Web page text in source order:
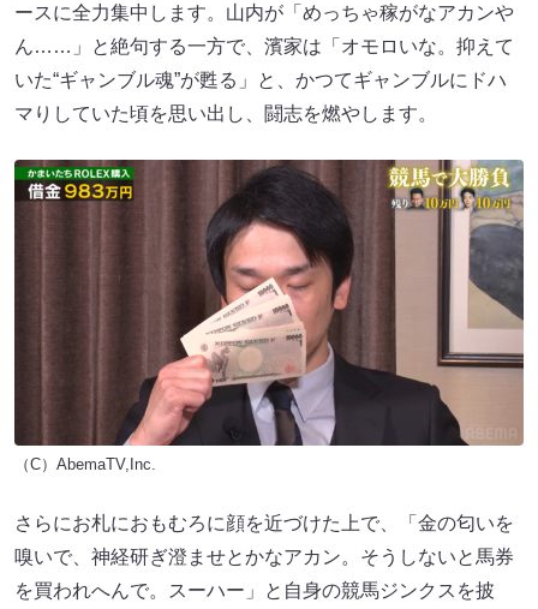
ースに全力集中します。山内が「めっちゃ稼がなアカンや
ん……」と絶句する一方で、濱家は「オモロいな。抑えて
いた“ギャンブル魂”が甦る」と、かつてギャンブルにドハ
マりしていた頃を思い出し、闘志を燃やします。
（C）AbemaTV,Inc.
さらにお札におもむろに顔を近づけた上で、「金の匂いを
嗅いで、神経研ぎ澄ませとかなアカン。そうしないと馬券
を買われへんで。スーハー」と自身の競馬ジンクスを披